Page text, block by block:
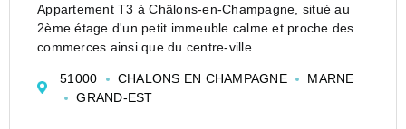
Appartement T3 à Châlons-en-Champagne, situé au
2ème étage d'un petit immeuble calme et proche des
commerces ainsi que du centre-ville.
chambres, une salle de bains moderne, une cuisine
aménagée et équipée a...
51000 CHALONS EN CHAMPAGNE
MARNE
GRAND-EST